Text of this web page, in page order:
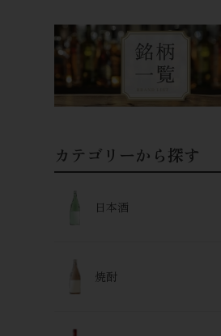
カテゴリーから探す
日本酒
焼酎